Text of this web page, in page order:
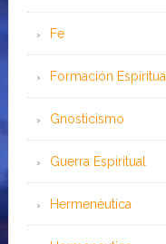
Fe
Formación Espiritual
Gnosticismo
Guerra Espiritual
Hermenéutica